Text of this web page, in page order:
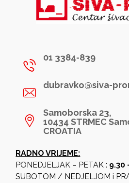
01 3384-839
dubravko@siva-
Samoborska 23,
10434 STRMEC
CROATIA
RADNO VRIJEME:
PONEDJELJAK – PETAK : 9.30
SUBOTOM / NEDJELJOM i